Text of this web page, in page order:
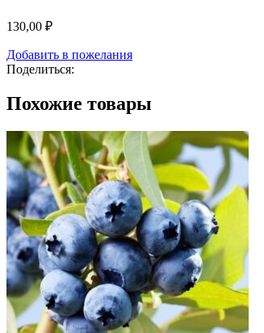
130,00 ₽
Добавить в пожелания
Поделиться:
Похожие товары